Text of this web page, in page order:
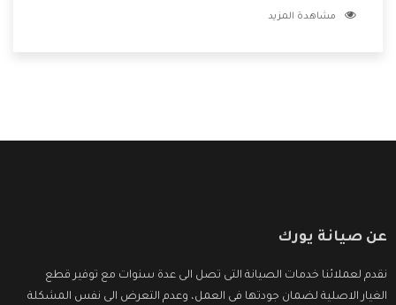
الشركة بها والتى تكون منها خدمة الصيانة التى تكون من أهم
مشاهدة المزيد
عن صيانة يورك
نقدم لعملائنا خدمات الصيانة التى تصل الى عدة سنوات مع توفير قطع
الغيار الاصلية لضمان جودتها فى العمل، وعدم التعرض الى نفس المشكلة